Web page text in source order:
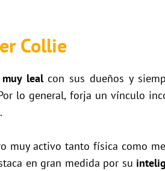
Collie
lealcon sus dueños y
lo general, forja un vínculo
muy activo tanto física como
en gran medida por su